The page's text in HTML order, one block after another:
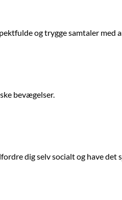
og trygge samtaler med
bevægelser.
dig selv socialt og have det